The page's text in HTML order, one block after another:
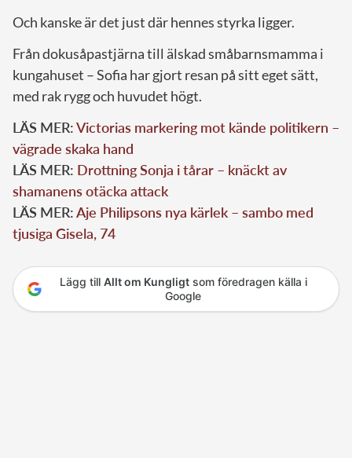
Och kanske är det just där hennes styrka ligger.
Från dokusåpastjärna till älskad småbarnsmamma i
kungahuset – Sofia har gjort resan på sitt eget sätt,
med rak rygg och huvudet högt.
LÄS MER:Victorias markering mot kände politikern –
vägrade skaka hand
LÄS MER: Drottning Sonja i tårar – knäckt av
shamanens otäcka attack
LÄS MER:Aje Philipsons nya kärlek – sambo med
tjusiga Gisela, 74
Lägg till Allt om Kungligtsom föredragen källa i
Google